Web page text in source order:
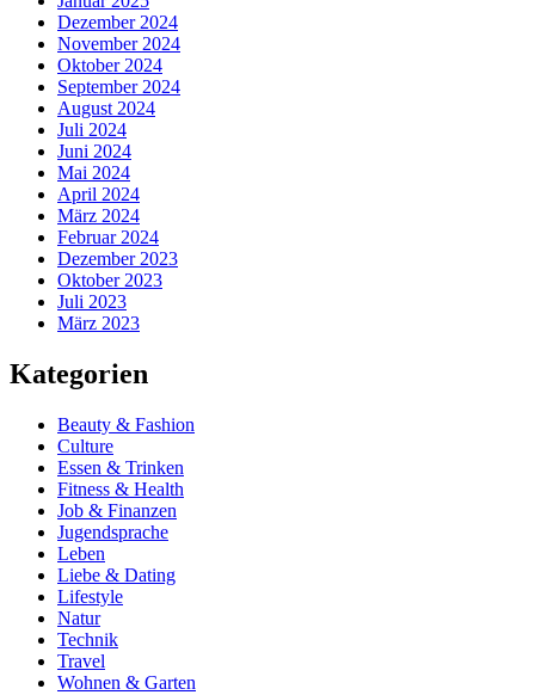
Dezember 2024
November 2024
Oktober 2024
September 2024
August 2024
Juli 2024
Juni 2024
Mai 2024
April 2024
März 2024
Februar 2024
Dezember 2023
Oktober 2023
Juli 2023
März 2023
Kategorien
Beauty & Fashion
Culture
Essen & Trinken
Fitness & Health
Job & Finanzen
Jugendsprache
Leben
Liebe & Dating
Lifestyle
Natur
Technik
Travel
Wohnen & Garten